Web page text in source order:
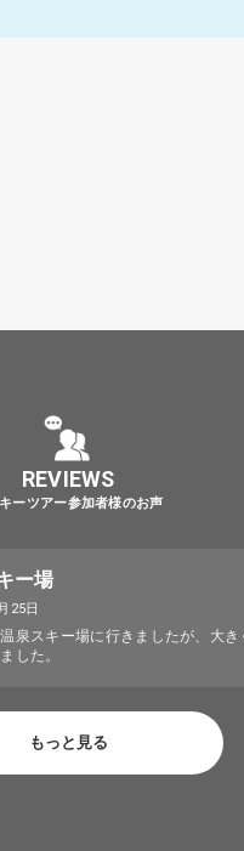
REVIEWS
ーツアー参加者様のお声
ー場
25日
泉スキー場に行きましたが、大
した。
もっと見る